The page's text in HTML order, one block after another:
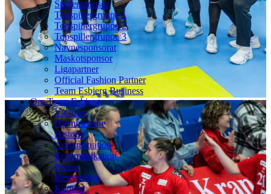
Spillersponsor
Topspillergruppe 1
Topspillergruppe 2
Topspillergruppe 3
Navnesponsorat
Maskotsponsor
Ligapartner
Official Fashion Partner
Team Esbjerg Business
Om Team Esbjerg
Værdier
Hjemmebane
Historie
Administration
Kommunikation
Presse
Bestyrelsen
Kontakt